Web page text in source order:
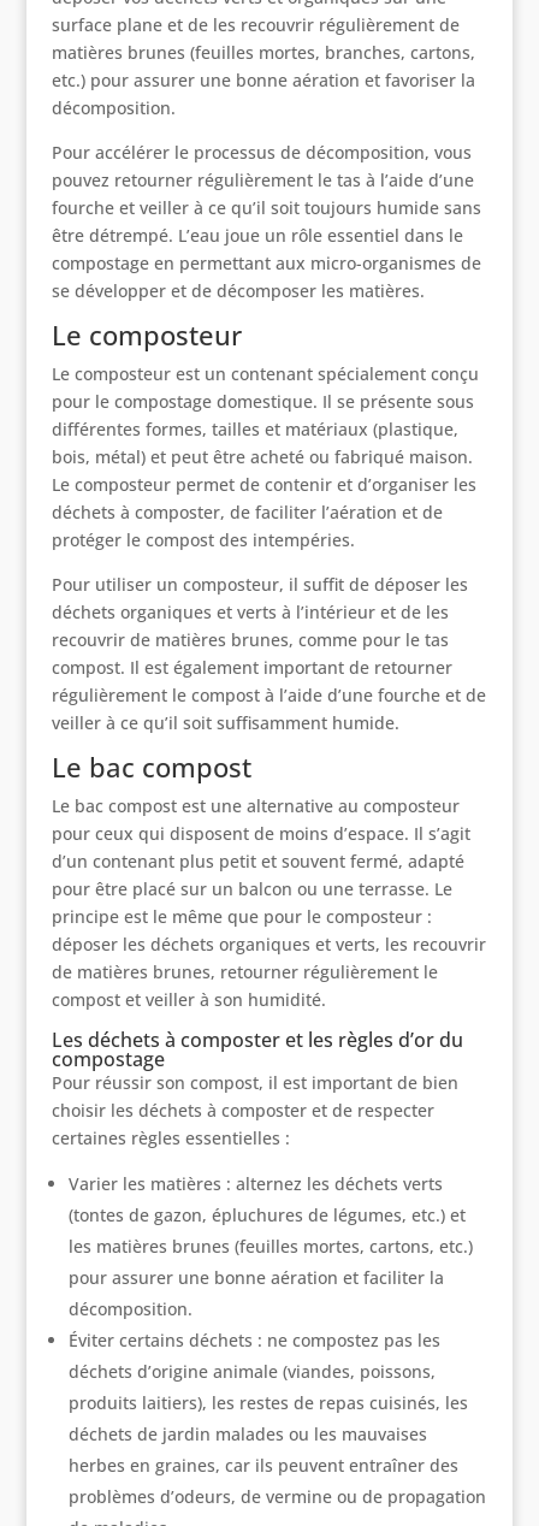
surface plane et de les recouvrir régulièrement de
matières brunes (feuilles mortes, branches, cartons,
etc.) pour assurer une bonne aération et favoriser la
décomposition.
Pour accélérer le processus de décomposition, vous
pouvez retourner régulièrement le tas à l’aide d’une
fourche et veiller à ce qu’il soit toujours humide sans
être détrempé. L’eau joue un rôle essentiel dans le
compostage en permettant aux micro-organismes de
se développer et de décomposer les matières.
Le composteur
Le composteur est un contenant spécialement conçu
pour le compostage domestique. Il se présente sous
différentes formes, tailles et matériaux (plastique,
bois, métal) et peut être acheté ou fabriqué maison.
Le composteur permet de contenir et d’organiser les
déchets à composter, de faciliter l’aération et de
protéger le compost des intempéries.
Pour utiliser un composteur, il suffit de déposer les
déchets organiques et verts à l’intérieur et de les
recouvrir de matières brunes, comme pour le tas
compost. Il est également important de retourner
régulièrement le compost à l’aide d’une fourche et de
veiller à ce qu’il soit suffisamment humide.
Le bac compost
Le bac compost est une alternative au composteur
pour ceux qui disposent de moins d’espace. Il s’agit
d’un contenant plus petit et souvent fermé, adapté
pour être placé sur un balcon ou une terrasse. Le
principe est le même que pour le composteur :
déposer les déchets organiques et verts, les recouvrir
de matières brunes, retourner régulièrement le
compost et veiller à son humidité.
Les déchets à composter et les règles d’or du
compostage
Pour réussir son compost, il est important de bien
choisir les déchets à composter et de respecter
certaines règles essentielles :
Varier les matières : alternez les déchets verts
(tontes de gazon, épluchures de légumes, etc.) et
les matières brunes (feuilles mortes, cartons, etc.)
pour assurer une bonne aération et faciliter la
décomposition.
Éviter certains déchets : ne compostez pas les
déchets d’origine animale (viandes, poissons,
produits laitiers), les restes de repas cuisinés, les
déchets de jardin malades ou les mauvaises
herbes en graines, car ils peuvent entraîner des
problèmes d’odeurs, de vermine ou de propagation